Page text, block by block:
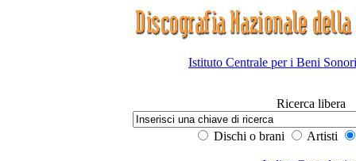
Istituto Centrale per i Beni
Ricerca libera
Dischi o brani Artisti